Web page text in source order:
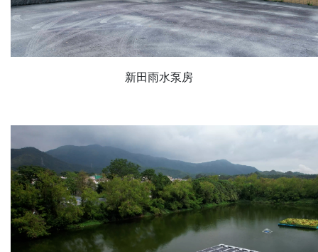
新田雨水泵房